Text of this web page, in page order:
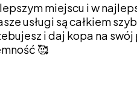
miejscu i w
usługi są całkiem
i daj kopa na
🥰